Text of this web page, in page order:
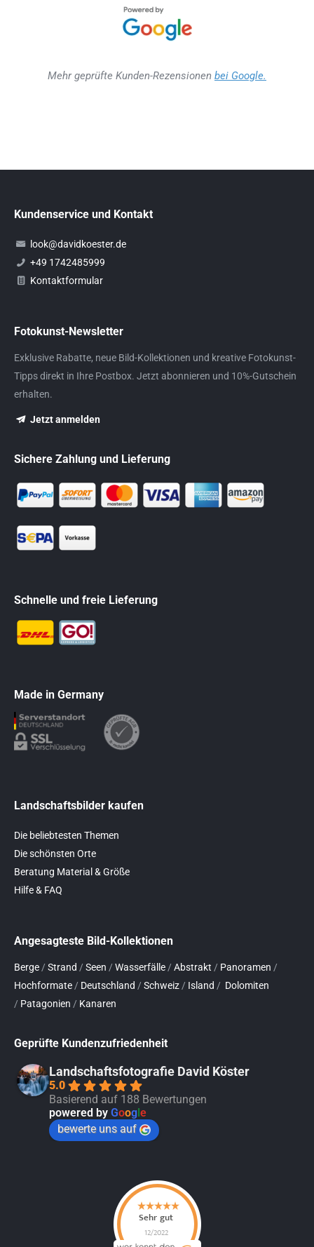
Mehr geprüfte Kunden-Rezensionen bei Google.
Kundenservice und Kontakt
look@davidkoester.de
+49 1742485999
Kontaktformular
Fotokunst-Newsletter
Exklusive Rabatte, neue Bild-Kollektionen und kreative Fotokunst-
Tipps direkt in Ihre Postbox. Jetzt abonnieren und 10%-Gutschein
erhalten.
Jetzt anmelden
Sichere Zahlung und Lieferung
Schnelle und freie Lieferung
Made in Germany
Landschaftsbilder kaufen
Die beliebtesten Themen
Die schönsten Orte
Beratung Material & Größe
Hilfe & FAQ
Angesagteste Bild-Kollektionen
Berge / Strand / Seen / Wasserfälle / Abstrakt / Panoramen /
Hochformate / Deutschland / Schweiz / Island / Dolomiten
/ Patagonien / Kanaren
Geprüfte Kundenzufriedenheit
Landschaftsfotografie David Köster
5.0
Basierend auf 188 Bewertungen
powered by Google
bewerte uns auf